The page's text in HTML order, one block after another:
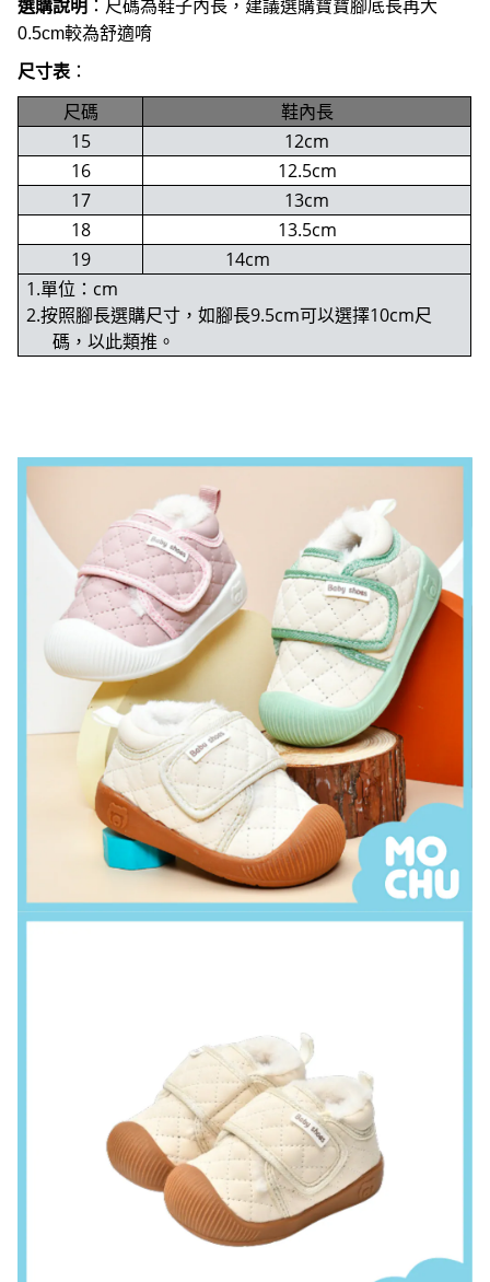
選購說明 ：尺碼為鞋子內長，建議選購寶寶腳底長再大
0.5cm較為舒適唷
尺寸表 ：
尺碼
鞋內長
15
12cm
16
12.5cm
17
13cm
18
13.5cm
19
14cm
1.單位：cm
2.按照腳長選購尺寸，如腳長9.5cm可以選擇10cm尺
碼，以此類推。